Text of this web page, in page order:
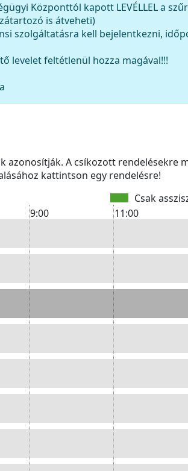
Központtól kapott LEVÉLLEL a
is átveheti)
szolgáltatásra kell bejelentkezni,
levelet feltétlenül hozza magával!!!
azonosítják. A csíkozott rendelésekre
kattintson egy rendelésre!
Csak
9:00 11:00